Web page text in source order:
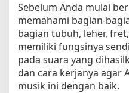
Sebelum Anda mulai
memahami bagian-
bagian tubuh, leher,
memiliki fungsinya
pada suara yang
dan cara kerjanya agar
musik ini dengan baik.